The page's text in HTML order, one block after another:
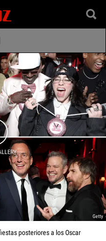
Getty
posteriores a los Oscar